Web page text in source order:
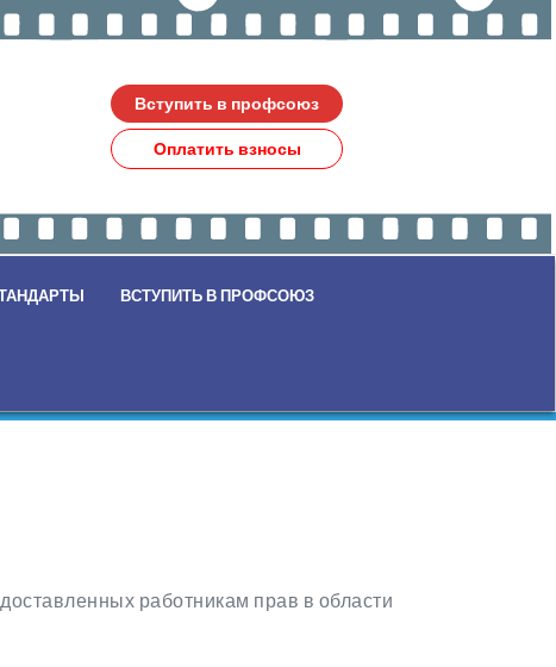
Вступить в профсоюз
Оплатить взносы
ВСТУПИТЬ В ПРОФСОЮЗ
работникам прав в области